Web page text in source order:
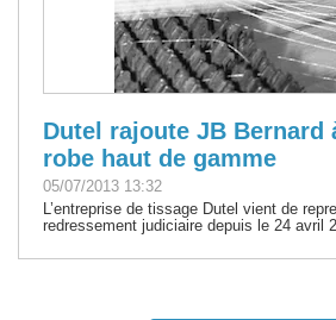
Dutel rajoute JB Bernard
robe haut de gamme
05/07/2013 13:32
L’entreprise de tissage Dutel vient de
redressement judiciaire depuis le 24 avril